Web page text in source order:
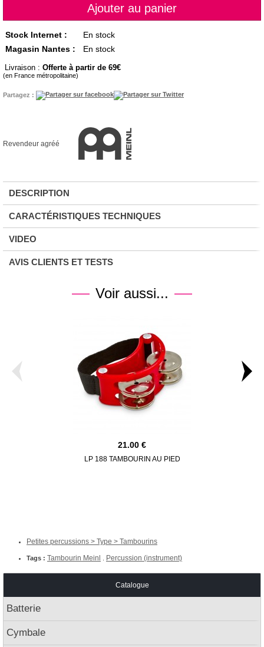
Stock Internet :
En stock
Magasin Nantes :
En stock
Livraison : Offerte à partir de 69
(en France métropolitaine)
Partagez :
Revendeur agréé
DESCRIPTION
CARACTÉRISTIQUES TECHNIQUES
VIDEO
AVIS CLIENTS ET TESTS
Voir aussi...
21.00
LP 188 TAMBOURIN AU PIED
Petites percussions > Type > Tambourins
Tags : Tambourin Meinl Percussion (instrument)
Catalogue
Batterie
Cymbale